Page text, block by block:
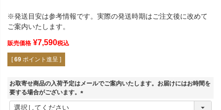
※発送目安は参考情報です。実際の発送時期はご注文後に改めて
ご案内いたします。
販売価格 ¥7,590税込
[ 69 ポイント進呈 ]
お取寄せ商品の入荷予定はメールでご案内いたします。お届けにはお時間を
要する場合がございます。
(